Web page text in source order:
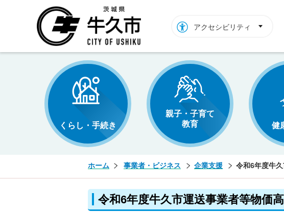
アクセシビリティ
くらし・手続き
親子・子育て
教育
健
ホーム 事業者・ビジネス 企業支援 令和6年度牛
令和6年度牛久市運送事業者等物価